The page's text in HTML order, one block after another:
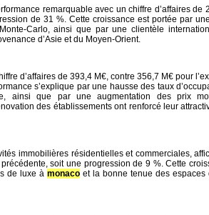
remarquable avec unchiffre d’affaires de
de31 %. Cette croissance est portée par
Carlo, ainsi que par une clientèle
d’Asie et du Moyen-Orient.
d’affaires de 393,4 M€, contre 356,7 M€ pour
s’explique par une hausse des taux
ainsi que par une augmentation des prix
des établissements ont renforcé leur
immobilières résidentielles et commerciales,
soit une progression de 9 %. Cette
de luxe à monaco et la bonne tenue des espaces